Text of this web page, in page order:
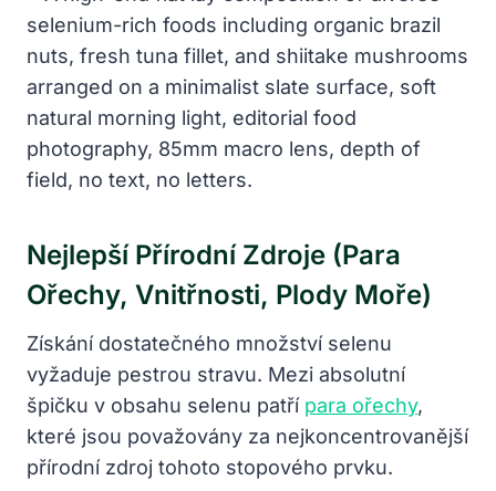
Nejlepší Přírodní Zdroje (para
Ořechy, Vnitřnosti, Plody Moře)
Získání dostatečného množství selenu
vyžaduje pestrou stravu. Mezi absolutní
špičku v obsahu selenu patří para ořechy,
které jsou považovány za nejkoncentrovanější
přírodní zdroj tohoto stopového prvku.